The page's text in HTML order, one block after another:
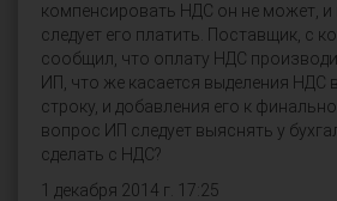
компенсировать НДС он не может, и
следует его платить. Поставщик, с
сообщил, что оплату НДС
ИП, что же касается выделения НДС
строку, и добавления его к
вопрос ИП следует выяснять у
сделать с НДС?
1 декабря 2014 г. 17:25